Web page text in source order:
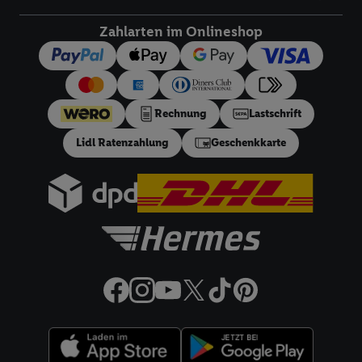
Zahlarten im Onlineshop
Rechnung Lastschrift
Lidl Ratenzahlung Geschenkkarte
Netzbetreiber weiter, der anhand der IP-Adresse und einer
Kundenkonto-Referenz, wie z.B. Ihrer Mobilfunknummer, eine
Kennung für Utiq erstellt. Wir werden diese Kennung
verwenden, um Sie wiederzuerkennen und Erkenntnisse über
Ihr Nutzungsverhalten in den Lidl-Diensten zu erfassen.
Insbesondere können Sie mittels dieser Technologie auch auf
Diensten wiedererkannt werden, die von Dritten betrieben
werden, damit wir Ihnen dort personalisierte Werbung
ausspielen können. Sie können Ihre Einwilligung speziell zur
Nutzung der Utiq-Technologie - zusätzlich zur weiter unten
widerrufen - jederzeit auch überdas Datenschutzportal von
Telekommunikations-basierten Utiq-Technologie für digitales
Marketing“ am unteren Ende dieser Einwilligung (nur für die
Datenschutzbestimmungen von Utiq.
Durch einen Klick auf „Ablehnen“ können Sie nur den Einsatz